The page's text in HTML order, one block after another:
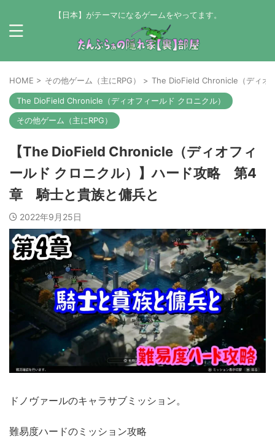
【日本】がテーマになるゲームをやってます。
HOME > その他ゲーム（主にRPG） > The DioField Chronicle（ディオ
The DioField Chronicle（ディオフィールド クロニクル）
その他ゲーム（主にRPG）
【The DioField Chronicle（ディオフィ
ールド クロニクル）】ハード攻略 第4
章 騎士と貴族と傭兵と
2022年9月25日
ドノヴァールのキャラサブミッション。
難易度ハードのミッション攻略